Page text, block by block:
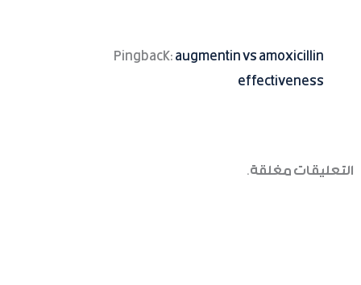
Pingback:augmentin vs amoxicillin
effectiveness
التعليقات مغلقة.